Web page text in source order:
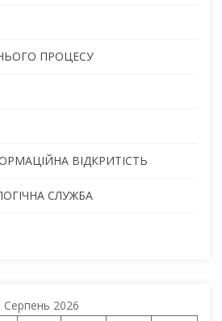
ПРОЦЕСУ
ВІДКРИТІСТЬ
СЛУЖБА
Серпень 2026